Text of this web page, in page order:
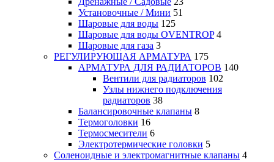
Установочные / Мини 51
Шаровые для воды 125
Шаровые для воды OVENTROP 4
Шаровые для газа 3
РЕГУЛИРУЮЩАЯ АРМАТУРА 175
АРМАТУРА ДЛЯ РАДИАТОРОВ 140
Вентили для радиаторов 102
Узлы нижнего подключения
радиаторов 38
Балансировочные клапаны 8
Термоголовки 16
Термосмесители 6
Электротермические головки 5
Соленоидные и электромагнитные клапаны 4